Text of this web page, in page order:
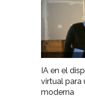
IA en el
virtual para
moderna